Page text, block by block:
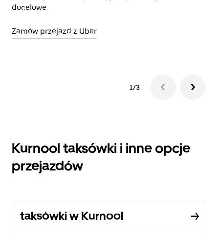
docelowe.
Zamów przejazd z Uber
1/3
Kurnool taksówki i inne opcje
przejazdów
taksówki w Kurnool